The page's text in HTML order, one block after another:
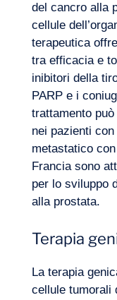
del cancro alla
cellule
terapeutica
tra efficacia e
inibitori della
PARP e i
trattamento
nei pazienti
metastatico
Francia sono
per lo sviluppo
alla prostata.
Terapia
La terapia
cellule tumorali